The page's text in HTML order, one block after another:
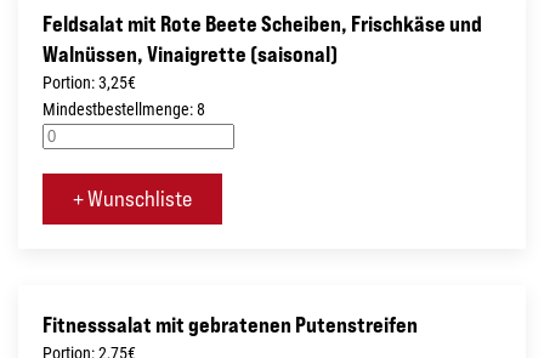
Feldsalat mit Rote Beete Scheiben, Frischkäse und
Walnüssen, Vinaigrette (saisonal)
Portion: 3,25€
Mindestbestellmenge: 8
+ Wunschliste
Fitnesssalat mit gebratenen Putenstreifen
Portion: 2,75€